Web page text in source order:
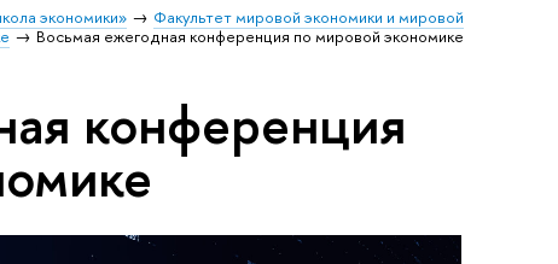
экономики»
Факультет мировой экономики и мировой
Восьмая ежегодная конференция по мировой экономике
конференция